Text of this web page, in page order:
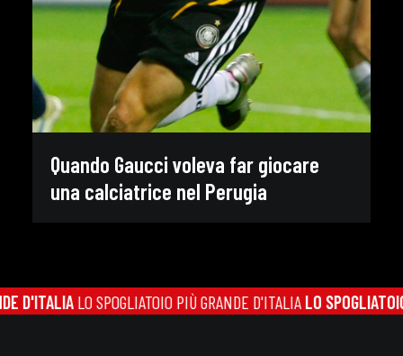
Quando Gaucci voleva far giocare
una calciatrice nel Perugia
LO SPOGLIATOIO PIÙ GRANDE D'ITALIALO SPOGLIATOIO